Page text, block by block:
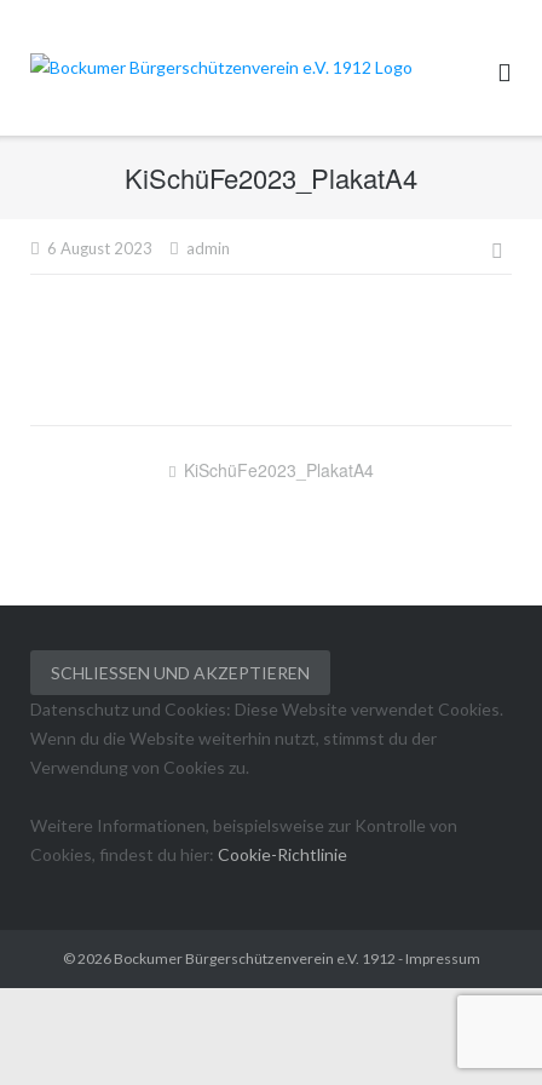
Inhalt
KiSchüFe2023_PlakatA4
6 August 2023 admin
BeitragsnavigationKiSchüFe2023_PlakatA4
Datenschutz und Cookies: Diese Website verwendet Cookies.
Wenn du die Website weiterhin nutzt, stimmst du der
Verwendung von Cookies zu.
Weitere Informationen, beispielsweise zur Kontrolle von
Cookies, findest du hier: Cookie-Richtlinie
© 2026 Bockumer Bürgerschützenverein e.V. 1912 - Impressum